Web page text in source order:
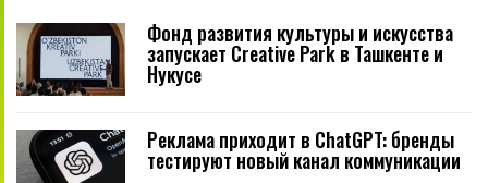
Фонд развития культуры и искусства
запускает Creative Park в Ташкенте и
Нукусе
Реклама приходит в ChatGPT: бренды
тестируют новый канал коммуникации